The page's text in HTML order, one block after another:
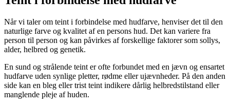
Når vi taler om teint i forbindelse med hudfarve, henviser det til den
naturlige farve og kvalitet af en persons hud. Det kan variere fra
person til person og kan påvirkes af forskellige faktorer som sollys,
alder, helbred og genetik.
En sund og strålende teint er ofte forbundet med en jævn og ensartet
hudfarve uden synlige pletter, rødme eller ujævnheder. På den anden
side kan en bleg eller trist teint indikere dårlig helbredstilstand eller
manglende pleje af huden.